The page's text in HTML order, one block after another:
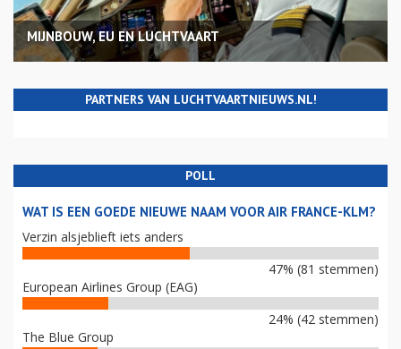
MIJNBOUW, EU EN LUCHTVAART
PARTNERS VAN LUCHTVAARTNIEUWS.NL!
POLL
WAT IS EEN GOEDE NIEUWE NAAM VOOR AIR FRANCE-KLM?
Verzin alsjeblieft iets anders
47% (81 stemmen)
European Airlines Group (EAG)
24% (42 stemmen)
The Blue Group